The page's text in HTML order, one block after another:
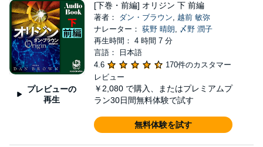
プレビューの
再生
[下巻・前編] オリジン 下 前編
著者： ダン・ブラウン, 越前 敏弥
ナレーター： 荻野 晴朗, 〆野 潤子
再生時間： 4 時間 7 分
言語： 日本語
4.6
170件のカスタマー
レビュー
￥2,080 で購入、またはプレミアムプ
ラン30日間無料体験で試す
無料体験を試す